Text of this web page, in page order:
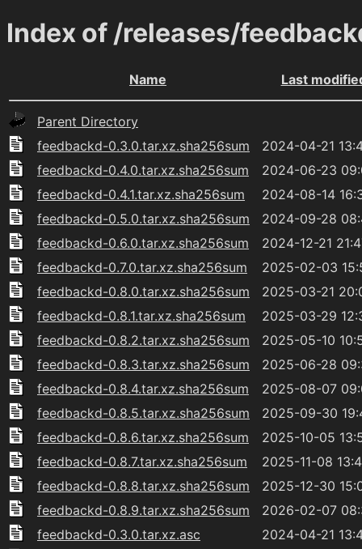
Index of /releases/
Name Last
Parent Directory
feedbackd-0.3.0.tar.xz.sha256sum
2024-04-21
feedbackd-0.4.0.tar.xz.sha256sum
2024-06-23
feedbackd-0.4.1.tar.xz.sha256sum
2024-08-14
feedbackd-0.5.0.tar.xz.sha256sum
2024-09-28
feedbackd-0.6.0.tar.xz.sha256sum
2024-12-21
feedbackd-0.7.0.tar.xz.sha256sum
2025-02-03
feedbackd-0.8.0.tar.xz.sha256sum
2025-03-21
feedbackd-0.8.1.tar.xz.sha256sum
2025-03-29
feedbackd-0.8.2.tar.xz.sha256sum
2025-05-10
feedbackd-0.8.3.tar.xz.sha256sum
2025-06-28
feedbackd-0.8.4.tar.xz.sha256sum
2025-08-07
feedbackd-0.8.5.tar.xz.sha256sum
2025-09-30
feedbackd-0.8.6.tar.xz.sha256sum
2025-10-05
feedbackd-0.8.7.tar.xz.sha256sum
2025-11-08
feedbackd-0.8.8.tar.xz.sha256sum
2025-12-30
feedbackd-0.8.9.tar.xz.sha256sum
2026-02-07
feedbackd-0.3.0.tar.xz.asc
2024-04-21